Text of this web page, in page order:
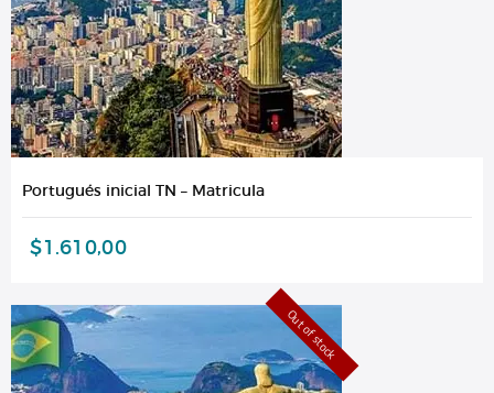
Portugués inicial TN – Matricula
$1.610,00
Out of stock